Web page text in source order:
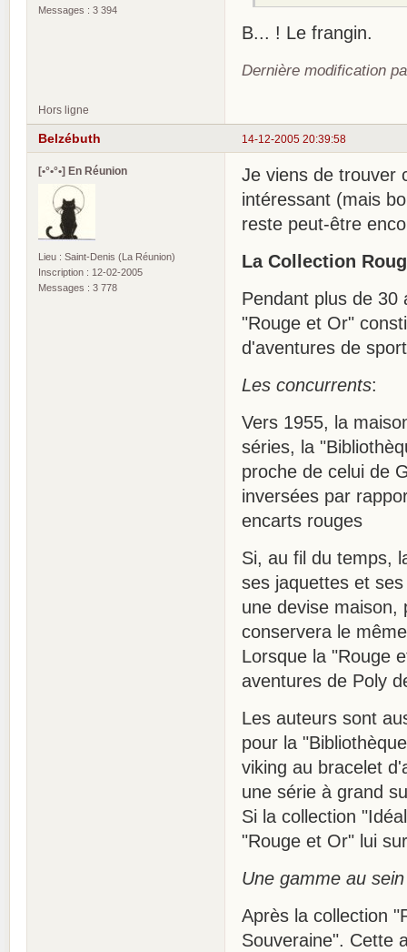
Messages : 3 394
B... ! Le frangin.
Dernière modification
Hors ligne
14-12-2005 20:39:58
Belzébuth
[•°•°•] En Réunion
Lieu : Saint-Denis (La Réunion)
Inscription : 12-02-2005
Messages : 3 778
Je viens de trouver
intéressant (mais
reste peut-être
La Collection
Pendant plus de 30
"Rouge et Or"
d'aventures de
Les concurrents:
Vers 1955, la
séries, la
proche de celui de
inversées par
encarts rouges
Si, au fil du temps,
ses jaquettes et
une devise maison,
conservera le
Lorsque la "Rouge
aventures de Poly
Les auteurs sont
pour la
viking au bracelet
une série à grand
Si la collection
"Rouge et Or" lui
Une gamme au
Après la collection
Souveraine". Cette